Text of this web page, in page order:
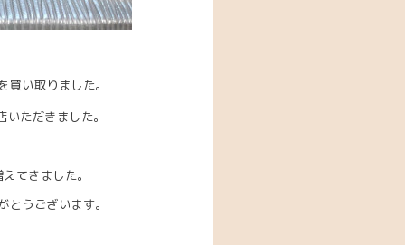
買い取りました。
ただきました。
てきました。
うございます。